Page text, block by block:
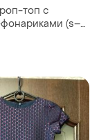
топ с
(s–